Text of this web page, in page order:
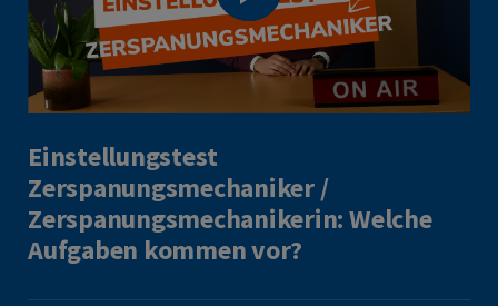
Einstellungstest
Zerspanungsmechaniker /
Zerspanungsmechanikerin: Welche
Aufgaben kommen vor?